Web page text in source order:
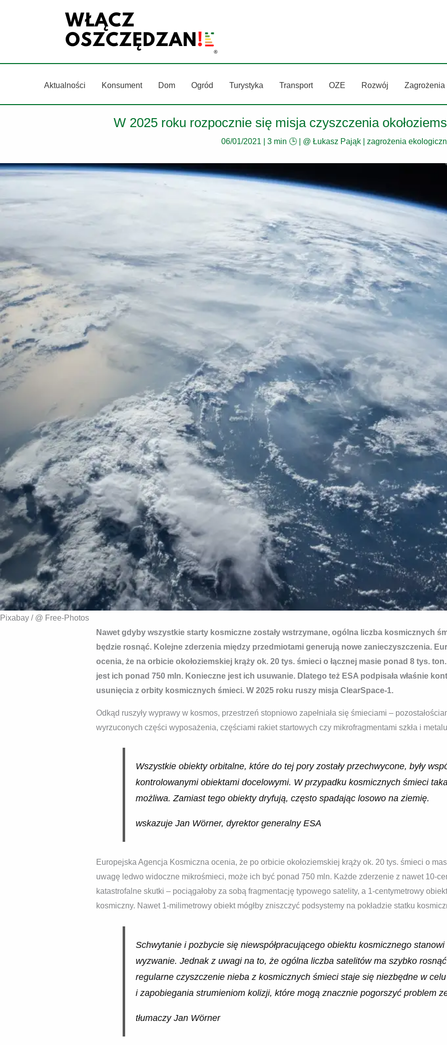
Aktualności Konsument Dom Ogród Turystyka Transport OZE Rozwój Zagrożenia
W 2025 roku rozpocznie się misja czyszczenia
06/01/2021 3 min 🕒 | @ Łukasz Pająk zagrożenia
Pixabay / @ Free-Photos
Nawet gdyby wszystkie starty kosmiczne zostały wstrzymane, ogólna liczba kosmicznych
będzie rosnąć. Kolejne zderzenia między przedmiotami generują nowe zanieczyszczenia.
ocenia, że na orbicie okołoziemskiej krąży ok. 20 tys. śmieci o łącznej masie ponad 8 tys.
jest ich ponad 750 mln. Konieczne jest ich usuwanie. Dlatego też ESA podpisała właśnie
usunięcia z orbity kosmicznych śmieci. W 2025 roku ruszy misja ClearSpace-1.
Odkąd ruszyły wyprawy w kosmos, przestrzeń stopniowo zapełniała się śmieciami –
wyrzuconych części wyposażenia, częściami rakiet startowych czy mikrofragmentami szkła i
Wszystkie obiekty orbitalne, które do tej pory zostały przechwycone, były
kontrolowanymi obiektami docelowymi. W przypadku kosmicznych śmieci
możliwa. Zamiast tego obiekty dryfują, często spadając losowo na ziemię.
wskazuje Jan Wörner, dyrektor generalny ESA
Europejska Agencja Kosmiczna ocenia, że po orbicie okołoziemskiej krąży ok. 20 tys. śmieci o
uwagę ledwo widoczne mikrośmieci, może ich być ponad 750 mln. Każde zderzenie z nawet 10-
katastrofalne skutki – pociągałoby za sobą fragmentację typowego satelity, a 1-centymetrowy
kosmiczny. Nawet 1-milimetrowy obiekt mógłby zniszczyć podsystemy na pokładzie statku
Schwytanie i pozbycie się niewspółpracującego obiektu kosmicznego
wyzwanie. Jednak z uwagi na to, że ogólna liczba satelitów ma szybko
regularne czyszczenie nieba z kosmicznych śmieci staje się niezbędne w
i zapobiegania strumieniom kolizji, które mogą znacznie pogorszyć problem
tłumaczy Jan Wörner